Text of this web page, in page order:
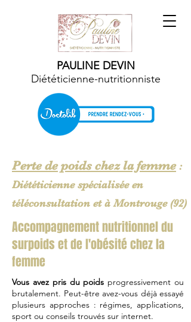
PAULINE DEVIN
Diététicienne-nutritionniste
Perte de poids chez la femme:
Diététicienne spécialisée en
téléconsultation et à Montrouge (92)
Accompagnement nutritionnel du
surpoids et de l'obésité chez la
femme
Vous avez pris du poids progressivement ou
brutalement. Peut-être avez-vous déjà essayé
plusieurs approches : régimes, applications,
sport ou conseils trouvés sur internet.